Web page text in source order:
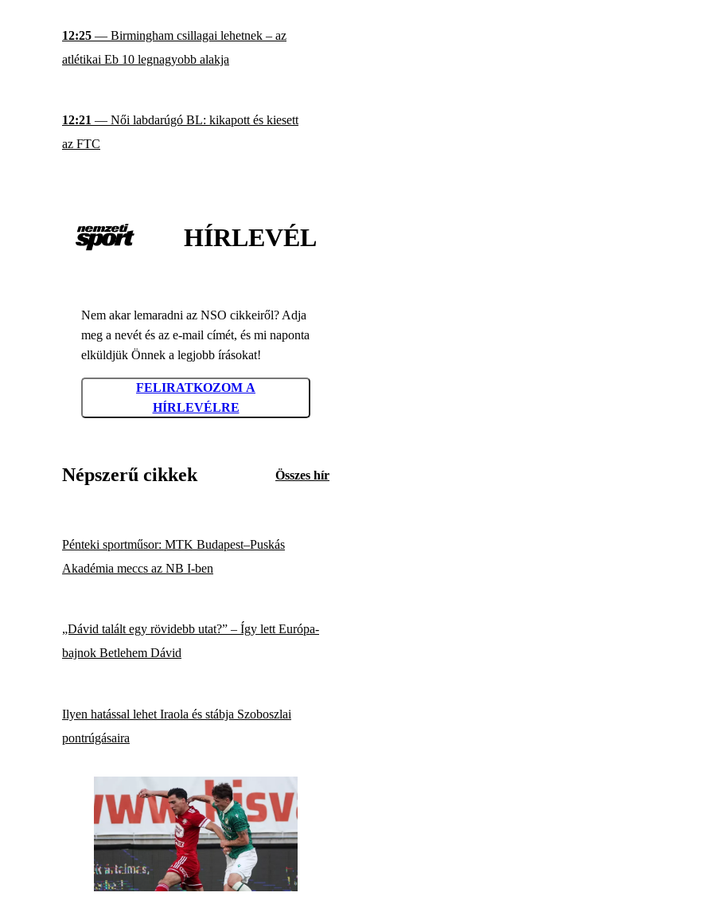
12:25 — Birmingham csillagai lehetnek – az
atlétikai Eb 10 legnagyobb alakja
12:21 — Női labdarúgó BL: kikapott és kiesett
az FTC
HÍRLEVÉL
Nem akar lemaradni az NSO cikkeiről? Adja
meg a nevét és az e-mail címét, és mi naponta
elküldjük Önnek a legjobb írásokat!
FELIRATKOZOM A
HÍRLEVÉLRE
Népszerű cikkek Összes hír
Pénteki sportműsor: MTK Budapest–Puskás
Akadémia meccs az NB I-ben
„Dávid talált egy rövidebb utat?” – Így lett Európa-
bajnok Betlehem Dávid
Ilyen hatással lehet Iraola és stábja Szoboszlai
pontrúgásaira